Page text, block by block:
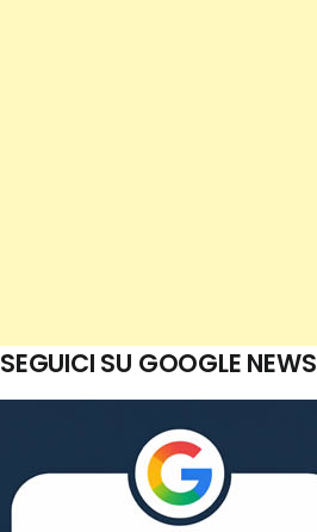
SEGUICI SU GOOGLE NEWS